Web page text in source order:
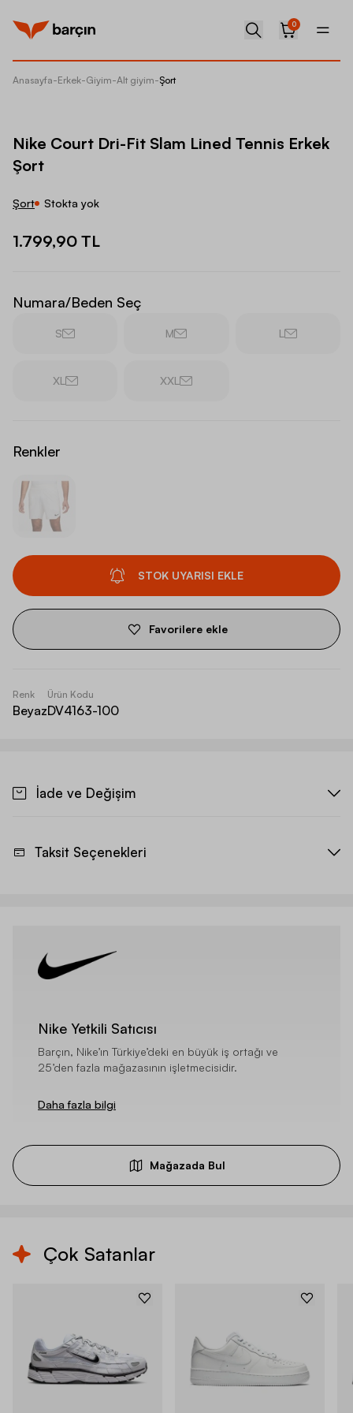
0
Anasayfa-Erkek-Giyim-Alt giyim-Şort
Nike Court Dri-Fit Slam Lined Tennis Erkek
Şort
Şort Stokta yok
1.799,90 TL
Numara/Beden Seç
S M L
XL XXL
Renkler
STOK UYARISI EKLE
Favorilere ekle
Renk
Beyaz
Ürün Kodu
DV4163-100
İade ve Değişim
Taksit Seçenekleri
Nike Yetkili Satıcısı
Barçın, Nike’ın Türkiye’deki en büyük iş ortağı ve
25’den fazla mağazasının işletmecisidir.
Daha fazla bilgi
Mağazada Bul
Çok Satanlar